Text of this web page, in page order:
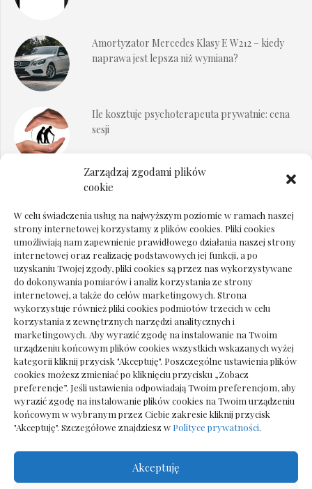
Zarządzaj zgodami plików
cookie
W celu świadczenia usług na najwyższym poziomie w ramach naszej
strony internetowej korzystamy z plików cookies. Pliki cookies
umożliwiają nam zapewnienie prawidłowego działania naszej strony
internetowej oraz realizację podstawowych jej funkcji, a po
uzyskaniu Twojej zgody, pliki cookies są przez nas wykorzystywane
do dokonywania pomiarów i analiz korzystania ze strony
internetowej, a także do celów marketingowych. Strona
wykorzystuje również pliki cookies podmiotów trzecich w celu
korzystania z zewnętrznych narzędzi analitycznych i
marketingowych. Aby wyrazić zgodę na instalowanie na Twoim
urządzeniu końcowym plików cookies wszystkich wskazanych wyżej
kategorii kliknij przycisk "Akceptuję". Poszczególne ustawienia plików
cookies możesz zmieniać po kliknięciu przycisku „Zobacz
preferencje”. Jeśli ustawienia odpowiadają Twoim preferencjom, aby
wyrazić zgodę na instalowanie plików cookies na Twoim urządzeniu
końcowym w wybranym przez Ciebie zakresie kliknij przycisk
"Akceptuję". Szczegółowe znajdziesz w Polityce prywatności.
Akceptuję
Amortyzator Mercedes Klasy E W212 – kiedy
naprawa jest lepsza niż wymiana?
Ile kosztuje psychoterapeuta prywatnie: cena
sesji
Dokumenty do odbioru przy zmianie biura
Deska podłogowa do salonu: jak wybrać bez
pośpiechu